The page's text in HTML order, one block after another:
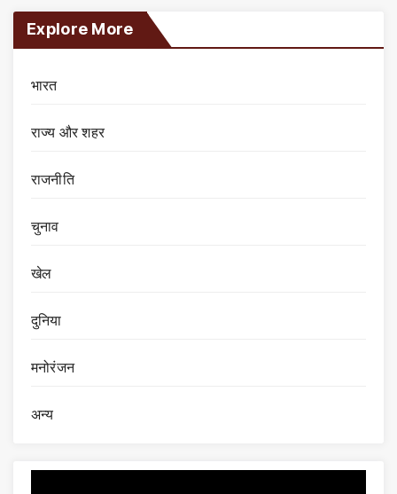
Explore More
भारत
राज्य और शहर
राजनीति
चुनाव
खेल
दुनिया
मनोरंजन
अन्य